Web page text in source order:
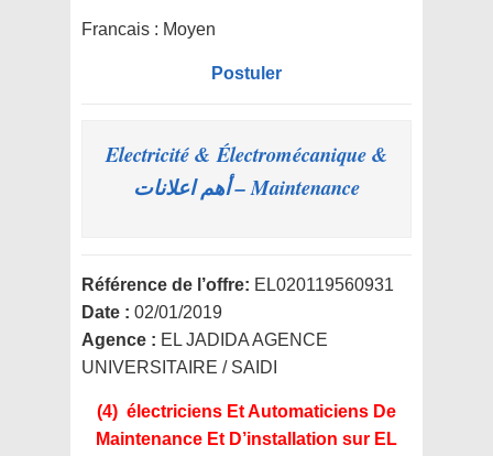
Francais : Moyen
Postuler
Electricité & Électromécanique &
Maintenance – أهم اعلانات
Référence de l’offre: EL020119560931
Date : 02/01/2019
Agence : EL JADIDA AGENCE
UNIVERSITAIRE / SAIDI
(4) électriciens Et Automaticiens De
Maintenance Et D’installation sur EL